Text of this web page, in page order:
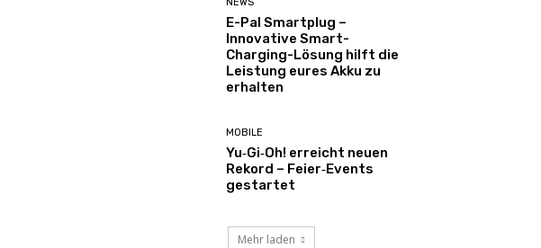
E-Pal Smartplug –
Innovative Smart-
Charging-Lösung hilft die
Leistung eures Akku zu
erhalten
MOBILE
Yu‑Gi‑Oh! erreicht neuen
Rekord – Feier‑Events
gestartet
Mehr laden